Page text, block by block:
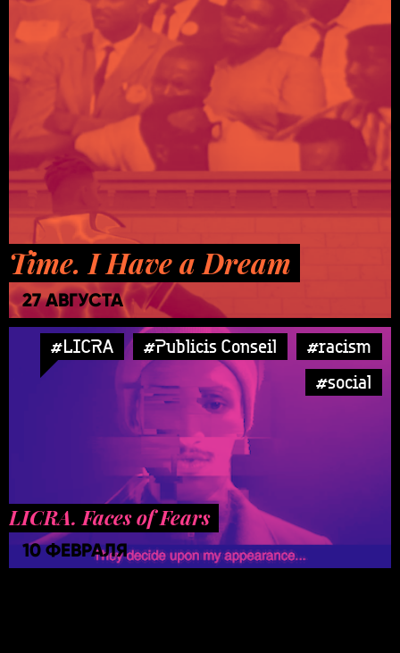
Time. I Have a Dream
27 АВГУСТА
#LICRA #Publicis Conseil
#racism
#social
LICRA. Faces of Fears
10 ФЕВРАЛЯ